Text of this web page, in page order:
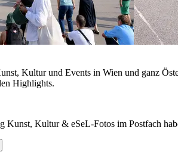
Kultur und Events in Wien und ganz
Highlights.
Kunst, Kultur & eSeL-Fotos im Postfach